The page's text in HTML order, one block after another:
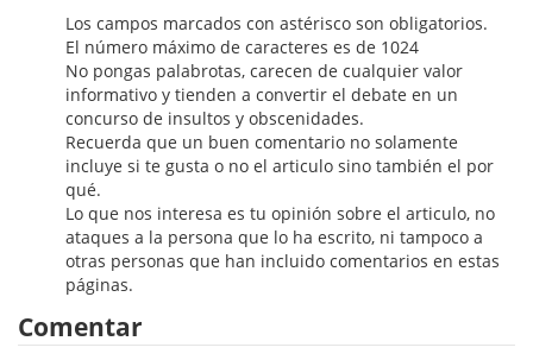
Cómic
Cuentos y relatos
Deportes
Derecho
Discos deVinilo. LP
Divulgación científica
DVD
Los campos marcados con astérisco son obligatorios.
El número máximo de caracteres es de 1024
No pongas palabrotas, carecen de cualquier valor
informativo y tienden a convertir el debate en un
concurso de insultos y obscenidades.
Recuerda que un buen comentario no solamente
incluye si te gusta o no el articulo sino también el por
qué.
Lo que nos interesa es tu opinión sobre el articulo, no
ataques a la persona que lo ha escrito, ni tampoco a
otras personas que han incluido comentarios en estas
páginas.
Comentar